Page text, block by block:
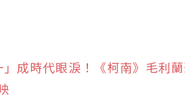
」成時代眼淚！《柯南》毛利